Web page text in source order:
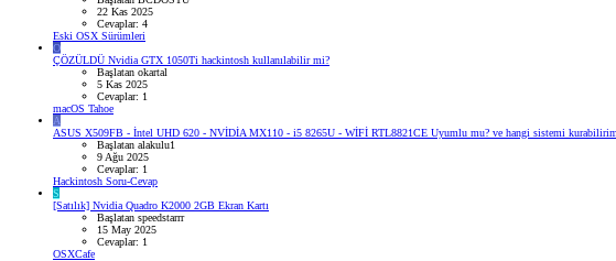
22 Kas 2025
Cevaplar: 4
Eski OSX Sürümleri
O
ÇÖZÜLDÜ Nvidia GTX 1050Ti hackintosh kullanılabilir mi?
Başlatan okartal
5 Kas 2025
Cevaplar: 1
macOS Tahoe
A
ASUS X509FB - İntel UHD 620 - NVİDİA MX110 - i5 8265U - WİFİ RTL8821CE Uyumlu mu? ve hangi sistemi
Başlatan alakulu1
9 Ağu 2025
Cevaplar: 1
Hackintosh Soru-Cevap
S
[Satılık] Nvidia Quadro K2000 2GB Ekran Kartı
Başlatan speedstarrr
15 May 2025
Cevaplar: 1
OSXCafe